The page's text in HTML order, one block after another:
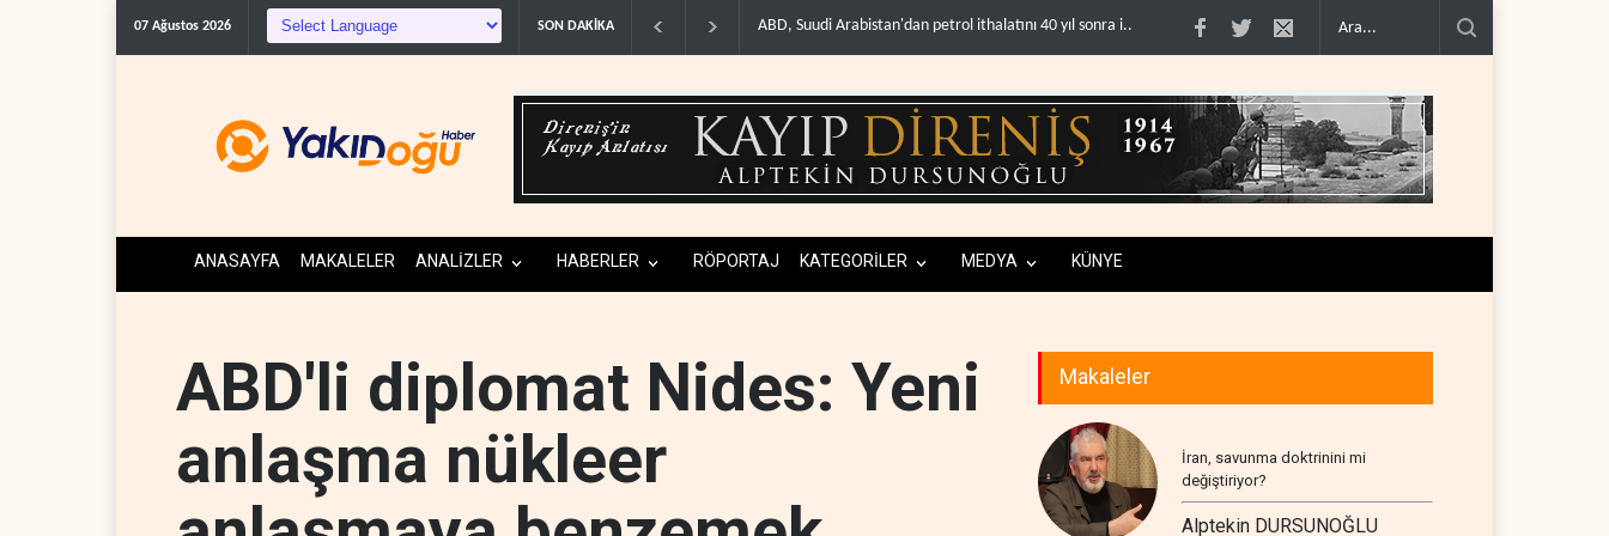
07 Ağustos 2026 SON DAKİKA Galibaf, Trump'ın tehdit ve müzakere mesajlarıyla alay et.. Trump: İran savaşı yakında bitebilir, ABD silah stoklar�..
ANASAYFA MAKALELER ANALİZLER HABERLER RÖPORTAJ KATEGORİLER MEDYA KÜNYE
ABD'li diplomat Nides: Yeni
anlaşma nükleer
Makaleler
İran, savunma doktrinini mi
değiştiriyor?
Alptekin DURSUNOĞLU